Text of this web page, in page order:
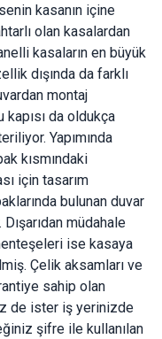
kasanın içine
olan kasalardan
kasaların en büyük
dışında da farklı
montaj
da oldukça
Yapımında
kısmındaki
için tasarım
bulunan duvar
müdahale
ise kasaya
Çelik aksamları ve
sahip olan
de ister iş yerinizde
şifre ile kullanılan